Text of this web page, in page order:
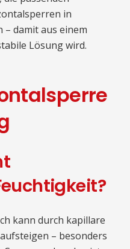
in
damit aus einem
Lösung wird.
kann durch kapillare
– besonders